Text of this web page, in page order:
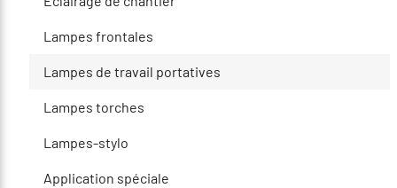
Lampes frontales
Lampes de travail portatives
Lampes torches
Lampes-stylo
Application spéciale